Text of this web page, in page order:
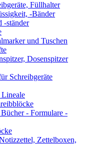
Füllhalter
-Bänder
-ständer
und Tuschen
Dosenspitzer
Schreibgeräte
Lineale
- Formulare -
Zettelboxen,